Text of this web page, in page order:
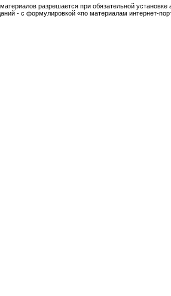
разрешается при обязательной установке
- с формулировкой «по материалам интернет-